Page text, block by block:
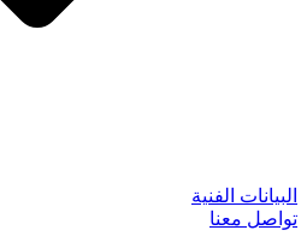
البيانات الفنية
تواصل معنا